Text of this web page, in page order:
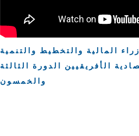
المالية والتخطيط والتنمية
الأفريقيين الدورة الثالثة
والخمسون